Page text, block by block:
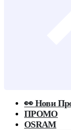
👀 Нови
ПРОМО
OSRAM